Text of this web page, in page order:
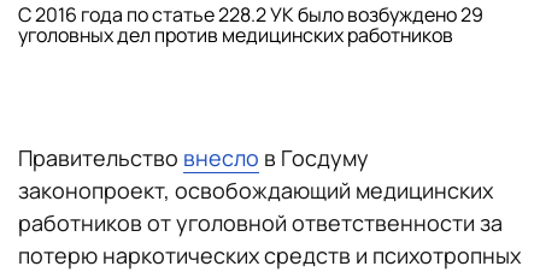
С 2016 года по статье 228.2 УК было возбуждено 29
уголовных дел против медицинских работников
Правительство внесло в Госдуму
законопроект, освобождающий медицинских
работников от уголовной ответственности за
потерю наркотических средств и психотропных